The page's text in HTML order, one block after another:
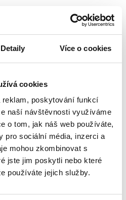
Detaily Více o cookies
cookies
reklam, poskytování funkcí
naší návštěvnosti využíváme
o tom, jak náš web používáte,
pro sociální média, inzerci a
mohou zkombinovat s
jste jim poskytli nebo které
používáte jejich služby.